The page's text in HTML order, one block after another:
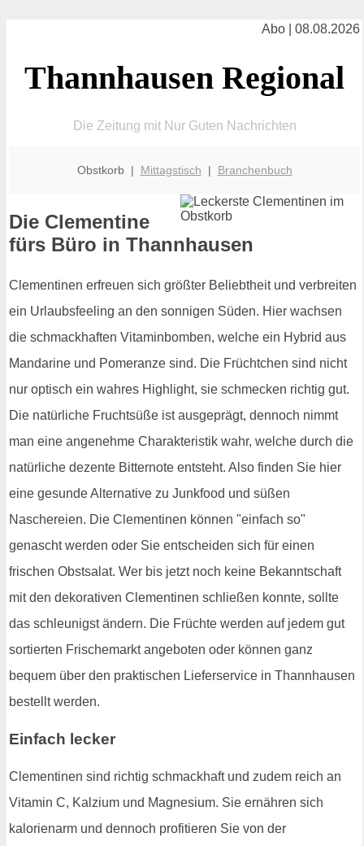
Abo | 08.08.2026
Thannhausen Regional
Die Zeitung mit Nur Guten Nachrichten
Obstkorb | Mittagstisch | Branchenbuch
Die Clementine
fürs Büro in Thannhausen
Clementinen erfreuen sich größter Beliebtheit und verbreiten
ein Urlaubsfeeling an den sonnigen Süden. Hier wachsen
die schmackhaften Vitaminbomben, welche ein Hybrid aus
Mandarine und Pomeranze sind. Die Früchtchen sind nicht
nur optisch ein wahres Highlight, sie schmecken richtig gut.
Die natürliche Fruchtsüße ist ausgeprägt, dennoch nimmt
man eine angenehme Charakteristik wahr, welche durch die
natürliche dezente Bitternote entsteht. Also finden Sie hier
eine gesunde Alternative zu Junkfood und süßen
Naschereien. Die Clementinen können "einfach so"
genascht werden oder Sie entscheiden sich für einen
frischen Obstsalat. Wer bis jetzt noch keine Bekanntschaft
mit den dekorativen Clementinen schließen konnte, sollte
das schleunigst ändern. Die Früchte werden auf jedem gut
sortierten Frischemarkt angeboten oder können ganz
bequem über den praktischen Lieferservice in Thannhausen
bestellt werden.
Einfach lecker
Clementinen sind richtig schmackhaft und zudem reich an
Vitamin C, Kalzium und Magnesium. Sie ernähren sich
kalorienarm und dennoch profitieren Sie von der